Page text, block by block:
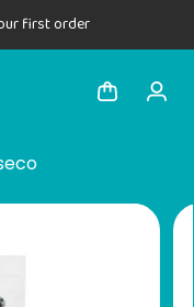
first order